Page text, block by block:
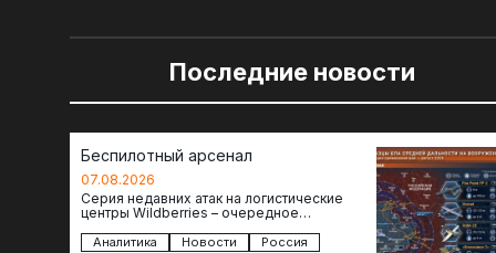
Последние новости
Беспилотный арсенал
07.08.2026
Серия недавних атак на логистические
центры Wildberries – очередное
российского тыла. И суть здесь даже не…
Аналитика Новости
Россия